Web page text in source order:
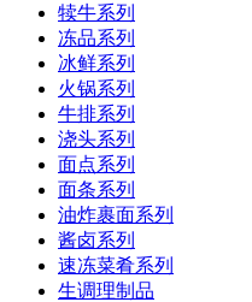
犊牛系列
冻品系列
冰鲜系列
火锅系列
牛排系列
浇头系列
面点系列
面条系列
油炸裹面系列
酱卤系列
速冻菜肴系列
生调理制品